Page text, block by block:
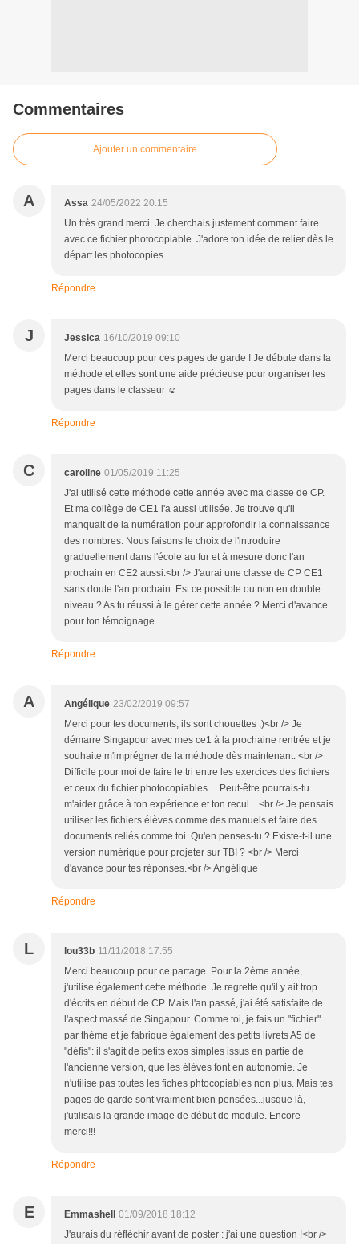
Commentaires
Ajouter un commentaire
A Assa 24/05/2022 20:15
Un très grand merci. Je cherchais justement comment faire
avec ce fichier photocopiable. J'adore ton idée de relier dès le
départ les photocopies.
Répondre
J Jessica 16/10/2019 09:10
Merci beaucoup pour ces pages de garde ! Je débute dans la
méthode et elles sont une aide précieuse pour organiser les
pages dans le classeur ☺
Répondre
C caroline 01/05/2019 11:25
J'ai utilisé cette méthode cette année avec ma classe de CP.
Et ma collège de CE1 l'a aussi utilisée. Je trouve qu'il
manquait de la numération pour approfondir la connaissance
des nombres. Nous faisons le choix de l'introduire
graduellement dans l'école au fur et à mesure donc l'an
prochain en CE2 aussi.<br /> J'aurai une classe de CP CE1
sans doute l'an prochain. Est ce possible ou non en double
niveau ? As tu réussi à le gérer cette année ? Merci d'avance
pour ton témoignage.
Répondre
A Angélique 23/02/2019 09:57
Merci pour tes documents, ils sont chouettes ;)<br /> Je
démarre Singapour avec mes ce1 à la prochaine rentrée et je
souhaite m'imprégner de la méthode dès maintenant. <br />
Difficile pour moi de faire le tri entre les exercices des fichiers
et ceux du fichier photocopiables… Peut-être pourrais-tu
m'aider grâce à ton expérience et ton recul…<br /> Je pensais
utiliser les fichiers élèves comme des manuels et faire des
documents reliés comme toi. Qu'en penses-tu ? Existe-t-il une
version numérique pour projeter sur TBI ? <br /> Merci
d'avance pour tes réponses.<br /> Angélique
Répondre
L lou33b 11/11/2018 17:55
Merci beaucoup pour ce partage. Pour la 2ème année,
j'utilise également cette méthode. Je regrette qu'il y ait trop
d'écrits en début de CP. Mais l'an passé, j'ai été satisfaite de
l'aspect massé de Singapour. Comme toi, je fais un "fichier"
par thème et je fabrique également des petits livrets A5 de
"défis": il s'agit de petits exos simples issus en partie de
l'ancienne version, que les élèves font en autonomie. Je
n'utilise pas toutes les fiches phtocopiables non plus. Mais tes
pages de garde sont vraiment bien pensées...jusque là,
j'utilisais la grande image de début de module. Encore
merci!!!
Répondre
E Emmashell
01/09/2018 18:12
J'aurais du réfléchir avant de poster : j'ai une question !<br />